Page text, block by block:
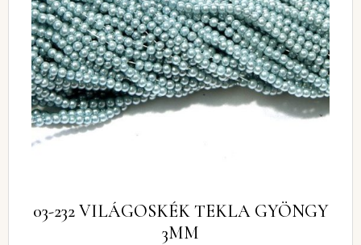
03-232 VILÁGOSKÉK TEKLA GYÖNGY
3MM